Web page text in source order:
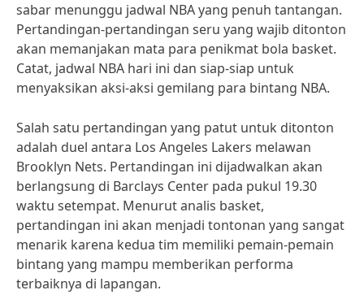
sabar menunggu jadwal NBA yang penuh tantangan.
Pertandingan-pertandingan seru yang wajib ditonton
akan memanjakan mata para penikmat bola basket.
Catat, jadwal NBA hari ini dan siap-siap untuk
menyaksikan aksi-aksi gemilang para bintang NBA.
Salah satu pertandingan yang patut untuk ditonton
adalah duel antara Los Angeles Lakers melawan
Brooklyn Nets. Pertandingan ini dijadwalkan akan
berlangsung di Barclays Center pada pukul 19.30
waktu setempat. Menurut analis basket,
pertandingan ini akan menjadi tontonan yang sangat
menarik karena kedua tim memiliki pemain-pemain
bintang yang mampu memberikan performa
terbaiknya di lapangan.